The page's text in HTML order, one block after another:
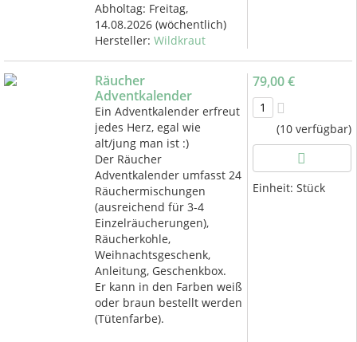
Abholtag: Freitag,
14.08.2026(wöchentlich)
Hersteller: Wildkraut
Räucher
Adventkalender
Ein Adventkalender erfreut
jedes Herz, egal wie
alt/jung man ist :)
Der Räucher
Adventkalender umfasst 24
Räuchermischungen
(ausreichend für 3-4
Einzelräucherungen),
Räucherkohle,
Weihnachtsgeschenk,
Anleitung, Geschenkbox.
Er kann in den Farben weiß
oder braun bestellt werden
(Tütenfarbe).
79,00 €
(10 verfügbar)
Einheit: Stück